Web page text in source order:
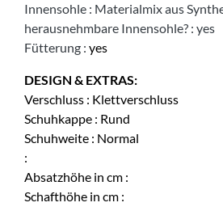
Innensohle : Materialmix aus
herausnehmbare Innensohle? : yes
Fütterung : yes
DESIGN & EXTRAS:
Verschluss : Klettverschluss
Schuhkappe : Rund
Schuhweite : Normal
:
Absatzhöhe in cm :
Schafthöhe in cm :